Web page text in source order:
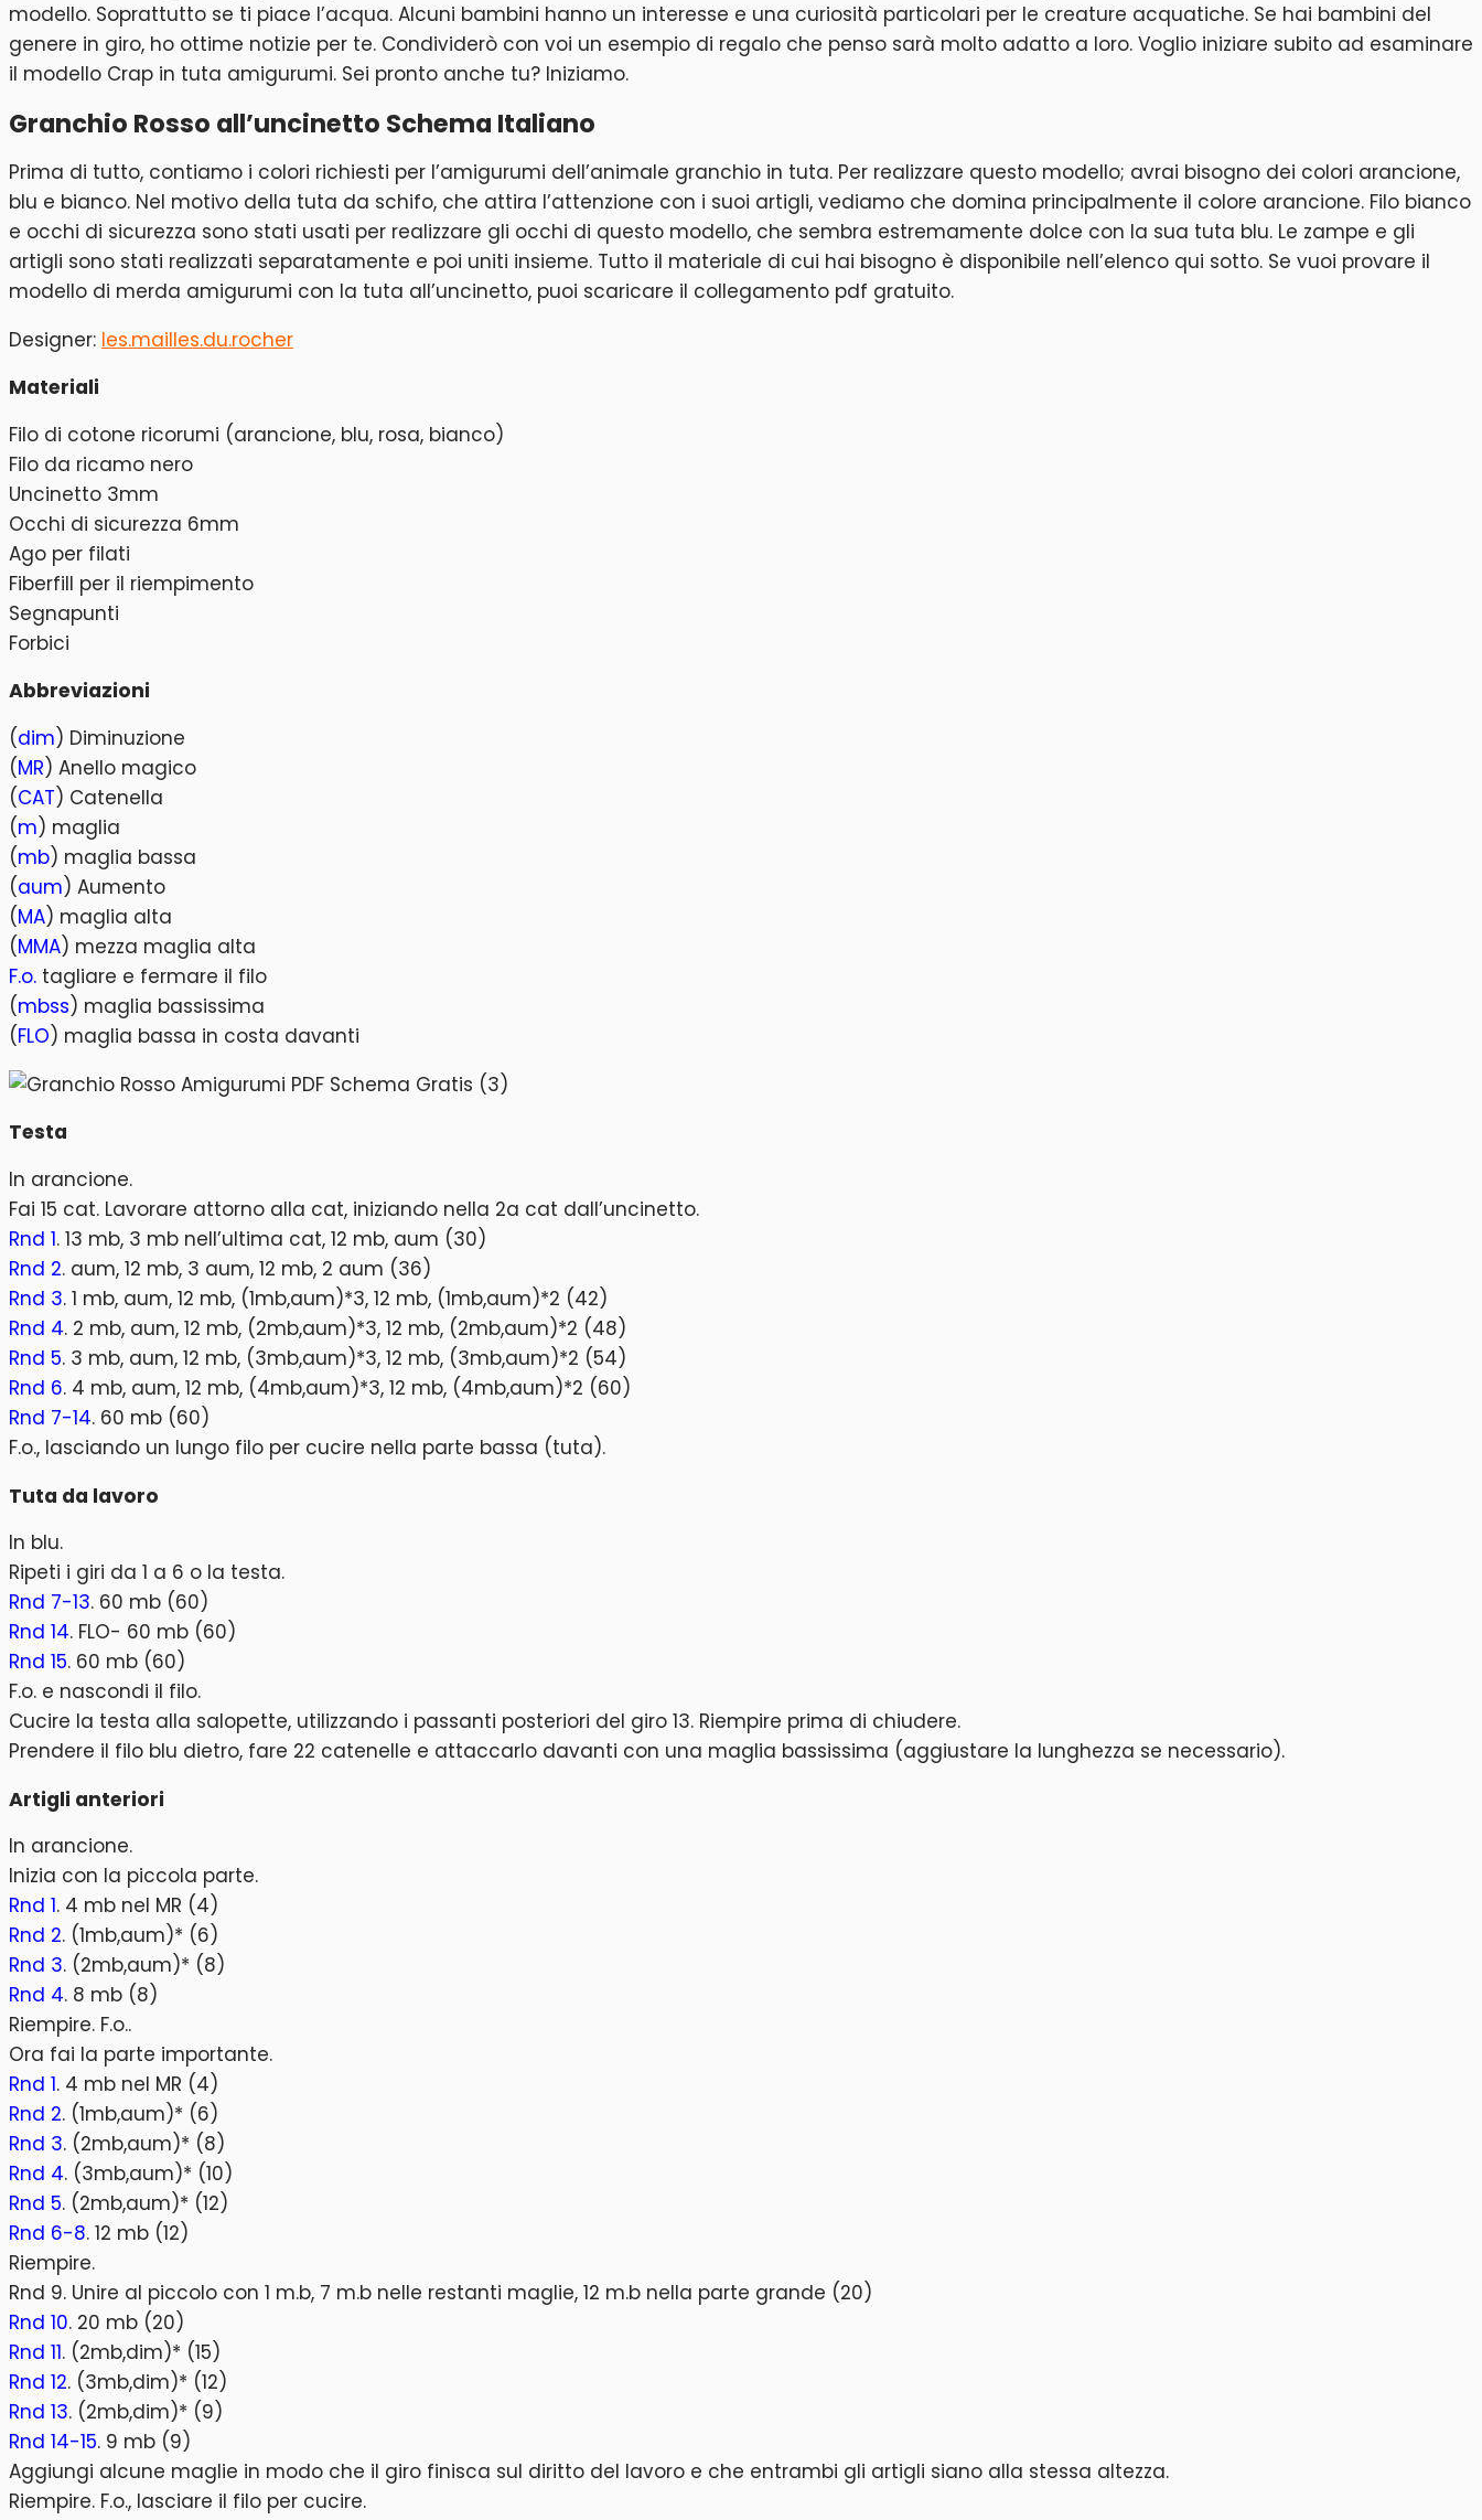
modello. Soprattutto se ti piace l’acqua. Alcuni bambini hanno un interesse e una curiosità particolari per le creature acquatiche. Se hai bambini del
genere in giro, ho ottime notizie per te. Condividerò con voi un esempio di regalo che penso sarà molto adatto a loro. Voglio iniziare subito ad esaminare
il modello Crap in tuta amigurumi. Sei pronto anche tu? Iniziamo.
Granchio Rosso all’uncinetto Schema Italiano
Prima di tutto, contiamo i colori richiesti per l’amigurumi dell’animale granchio in tuta. Per realizzare questo modello; avrai bisogno dei colori arancione,
blu e bianco. Nel motivo della tuta da schifo, che attira l’attenzione con i suoi artigli, vediamo che domina principalmente il colore arancione. Filo bianco
e occhi di sicurezza sono stati usati per realizzare gli occhi di questo modello, che sembra estremamente dolce con la sua tuta blu. Le zampe e gli
artigli sono stati realizzati separatamente e poi uniti insieme. Tutto il materiale di cui hai bisogno è disponibile nell’elenco qui sotto. Se vuoi provare il
modello di merda amigurumi con la tuta all’uncinetto, puoi scaricare il collegamento pdf gratuito.
Designer: les.mailles.du.rocher
Materiali
Filo di cotone ricorumi (arancione, blu, rosa, bianco)
Filo da ricamo nero
Uncinetto 3mm
Occhi di sicurezza 6mm
Ago per filati
Fiberfill per il riempimento
Segnapunti
Forbici
Abbreviazioni
(dim) Diminuzione
(MR) Anello magico
(CAT) Catenella
(m) maglia
(mb) maglia bassa
(aum) Aumento
(MA) maglia alta
(MMA) mezza maglia alta
F.o. tagliare e fermare il filo
(mbss) maglia bassissima
(FLO) maglia bassa in costa davanti
Testa
In arancione.
Fai 15 cat. Lavorare attorno alla cat, iniziando nella 2a cat dall’uncinetto.
Rnd 1. 13 mb, 3 mb nell’ultima cat, 12 mb, aum (30)
Rnd 2. aum, 12 mb, 3 aum, 12 mb, 2 aum (36)
Rnd 3. 1 mb, aum, 12 mb, (1mb,aum)*3, 12 mb, (1mb,aum)*2 (42)
Rnd 4. 2 mb, aum, 12 mb, (2mb,aum)*3, 12 mb, (2mb,aum)*2 (48)
Rnd 5. 3 mb, aum, 12 mb, (3mb,aum)*3, 12 mb, (3mb,aum)*2 (54)
Rnd 6. 4 mb, aum, 12 mb, (4mb,aum)*3, 12 mb, (4mb,aum)*2 (60)
Rnd 7-14. 60 mb (60)
F.o., lasciando un lungo filo per cucire nella parte bassa (tuta).
Tuta da lavoro
In blu.
Ripeti i giri da 1 a 6 o la testa.
Rnd 7-13. 60 mb (60)
Rnd 14. FLO- 60 mb (60)
Rnd 15. 60 mb (60)
F.o. e nascondi il filo.
Cucire la testa alla salopette, utilizzando i passanti posteriori del giro 13. Riempire prima di chiudere.
Prendere il filo blu dietro, fare 22 catenelle e attaccarlo davanti con una maglia bassissima (aggiustare la lunghezza se necessario).
Artigli anteriori
In arancione.
Inizia con la piccola parte.
Rnd 1. 4 mb nel MR (4)
Rnd 2. (1mb,aum)* (6)
Rnd 3. (2mb,aum)* (8)
Rnd 4. 8 mb (8)
Riempire. F.o..
Ora fai la parte importante.
Rnd 1. 4 mb nel MR (4)
Rnd 2. (1mb,aum)* (6)
Rnd 3. (2mb,aum)* (8)
Rnd 4. (3mb,aum)* (10)
Rnd 5. (2mb,aum)* (12)
Rnd 6-8. 12 mb (12)
Riempire.
Rnd 9. Unire al piccolo con 1 m.b, 7 m.b nelle restanti maglie, 12 m.b nella parte grande (20)
Rnd 10. 20 mb (20)
Rnd 11. (2mb,dim)* (15)
Rnd 12. (3mb,dim)* (12)
Rnd 13. (2mb,dim)* (9)
Rnd 14-15. 9 mb (9)
Aggiungi alcune maglie in modo che il giro finisca sul diritto del lavoro e che entrambi gli artigli siano alla stessa altezza.
Riempire. F.o., lasciare il filo per cucire.